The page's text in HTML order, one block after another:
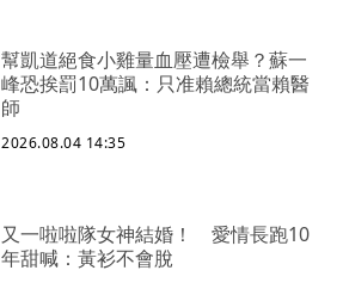
幫凱道絕食小雞量血壓遭檢舉？蘇一
峰恐挨罰10萬諷：只准賴總統當賴醫
師
2026.08.04 14:35
又一啦啦隊女神結婚！ 愛情長跑10
年甜喊：黃衫不會脫